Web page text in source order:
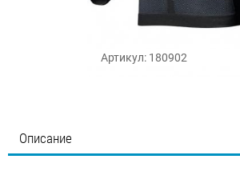
Артикул: 180902
Описание